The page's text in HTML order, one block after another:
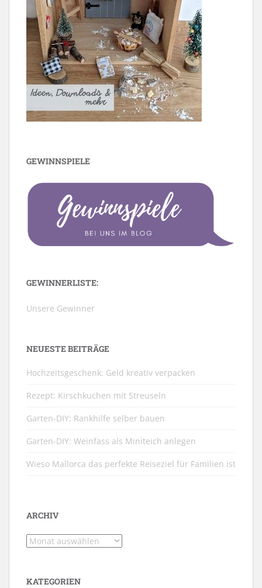
GEWINNSPIELE
GEWINNERLISTE:
Unsere Gewinner
NEUESTE BEITRÄGE
Hochzeitsgeschenk: Geld kreativ verpacken
Rezept: Kirschkuchen mit Streuseln
Garten-DIY: Rankhilfe selber bauen
Garten-DIY: Weinfass als Miniteich anlegen
Wieso Mallorca das perfekte Reiseziel für Familien ist
ARCHIV
Archiv
KATEGORIEN